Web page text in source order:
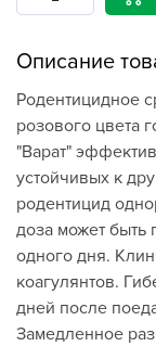
Описание
Родентицидное
розового цвета
"Варат"
устойчивых к
родентицид
доза может быть
одного дня.
коагулянтов.
дней после
Замедленное